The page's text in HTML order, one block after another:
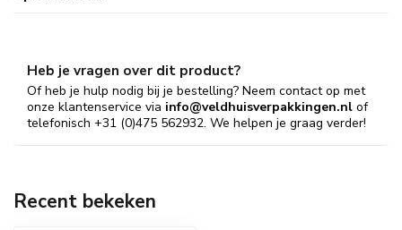
Heb je vragen over dit product?
Of heb je hulp nodig bij je bestelling? Neem contact op met
onze klantenservice via info@veldhuisverpakkingen.nl of
telefonisch +31 (0)475 562932. We helpen je graag verder!
Recent bekeken